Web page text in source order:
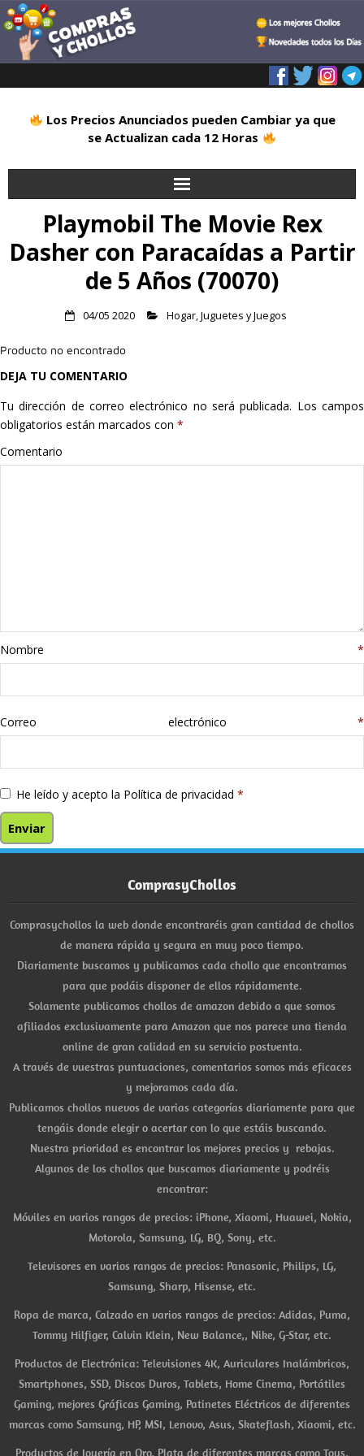
Los Precios Anunciados pueden Cambiar ya que
se Actualizan cada 12 Horas
Inicio
Alimentación
Hogar
Informática
Listas
libros
Playmobil The Movie Rex
Dasher con Paracaídas a Partir
de 5 Años (70070)
04/05 2020 Hogar,Juguetes y Juegos
Producto no encontrado
DEJA TU COMENTARIO
Tu dirección de correo electrónico no será publicada. Los campos
obligatorios están marcados con *
Comentario
Nombre *
Correo electrónico *
He leído y acepto la Política de privacidad *
ComprasyChollos
Comprasychollos la web donde encontraréis gran cantidad de chollos
de manera rápida y segura en muy poco tiempo.
Diariamente buscamos y publicamos cada chollo que encontramos
para que podáis disponer de ellos rápidamente.
Solamente publicamos chollos de amazon debido a que somos
afiliados exclusivamente para Amazon que nos parece una tienda
online de gran calidad en su servicio postventa.
A través de vuestras puntuaciones, comentarios somos más eficaces
y mejoramos cada día.
Publicamos chollos nuevos de varias categorías diariamente para que
tengáis donde elegir o acertar con lo que estáis buscando.
Nuestra prioridad es encontrar los mejores precios y rebajas.
Algunos de los chollos que buscamos diariamente y podréis
encontrar:
Móviles en varios rangos de precios: iPhone, Xiaomi, Huawei, Nokia,
Motorola, Samsung, LG, BQ, Sony, etc.
Televisores en varios rangos de precios: Panasonic, Philips, LG,
Samsung, Sharp, Hisense, etc.
Ropa de marca, Calzado en varios rangos de precios: Adidas, Puma,
Tommy Hilfiger, Calvin Klein, New Balance,, Nike, G-Star, etc.
Productos de Electrónica: Televisiones 4K, Auriculares Inalámbricos,
Smartphones, SSD, Discos Duros, Tablets, Home Cinema, Portátiles
Gaming, mejores Gráficas Gaming, Patinetes Eléctricos de diferentes
marcas como Samsung, HP, MSI, Lenovo, Asus, Skateflash, Xiaomi, etc.
Productos de Joyería en Oro, Plata de diferentes marcas como Tous,